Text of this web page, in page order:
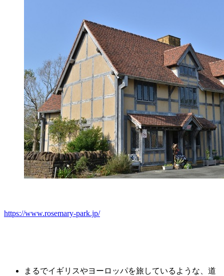
https://www.rosemary-park.jp/
まるでイギリスやヨーロッパを旅しているような、道